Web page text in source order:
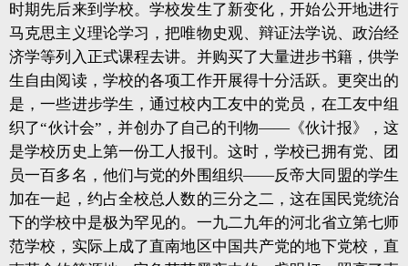
时期先后来到学校。学校发生了新变化，开始公开地进行
马克思主义理论学习，把唯物史观、辩证法学说、政治经
济学等列入正式课程去讲。并购买了大量进步书籍，供学
生自由阅读，学校的各项工作开展得十分活跃。更突出的
是，一些进步学生，通过校内工友中的党员，在工友中组
织了“伙计会”，并创办了自己的刊物——《伙计报》，这
是学校历史上第一份工人报刊。这时，学校已拥有党、团
员一百多名，他们与党的外围组织——反帝大同盟的学生
加在一起，约占全校总人数的三分之二，这在国民党统治
下的学校中是极为罕见的。一九二九年的河北省立第七师
范学校，实际上成了直南地区中国共产党的地下党校，直